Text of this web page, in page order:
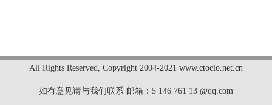
All Rights Reserved, Copyright 2004-2021 www.ctocio.net.cn
如有意见请与我们联系 邮箱：5 146 761 13 @qq.com